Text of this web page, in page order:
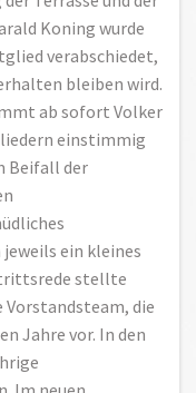
Koning wurde
verabschiedet,
bleiben wird.
ab sofort Volker
einstimmig
Beifall der
ein kleines
stellte
Vorstandsteam, die
Jahre vor. In den